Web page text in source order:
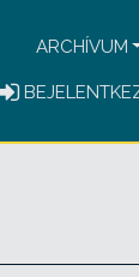
ARCHÍVUM